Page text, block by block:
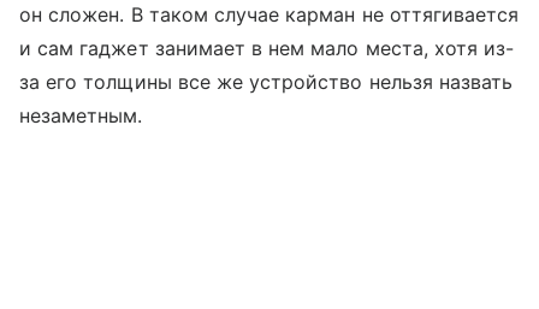
он сложен. В таком случае карман не оттягивается
и сам гаджет занимает в нем мало места, хотя из-
за его толщины все же устройство нельзя назвать
незаметным.